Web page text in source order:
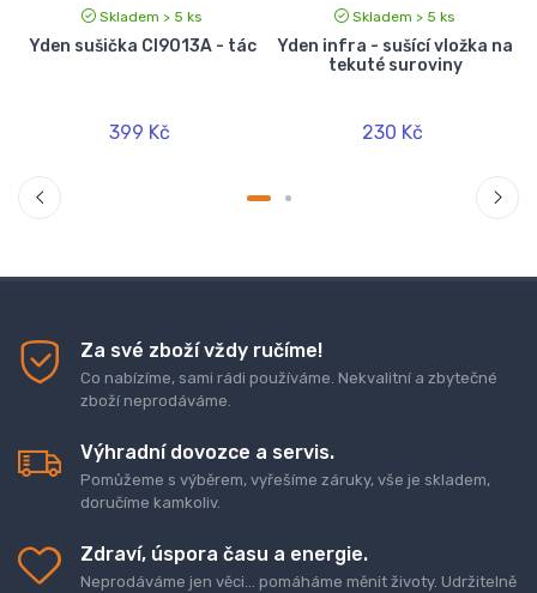
Skladem > 5 ks
Yden sušička CI9013A - tác
399 Kč
Skladem > 5 ks
Yden infra - sušící vložka na
tekuté suroviny
230 Kč
Za své zboží vždy ručíme!
Co nabízíme, sami rádi používáme. Nekvalitní a zbytečné
zboží neprodáváme.
Výhradní dovozce a servis.
Pomůžeme s výběrem, vyřešíme záruky, vše je skladem,
doručíme kamkoliv.
Zdraví, úspora času a energie.
Neprodáváme jen věci... pomáháme měnit životy. Udržitelně